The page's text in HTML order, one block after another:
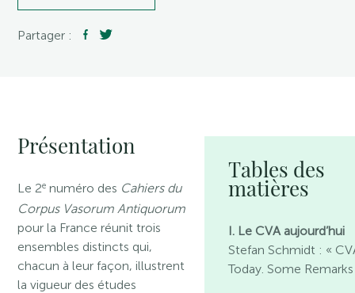
Partager :
Présentation
Le 2e numéro des Cahiers du
Corpus Vasorum Antiquorum
pour la France réunit trois
ensembles distincts qui,
chacun à leur façon, illustrent
la vigueur des études
Tables des
matières
I. Le CVA aujourd’hui
Stefan Schmidt : «
Today. Some